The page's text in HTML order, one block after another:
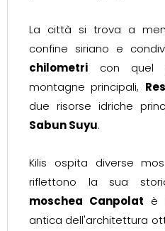
La città si trova a
confine siriano e
chilometri con quel
montagne principali,
due risorse idriche
Sabun Suyu.
Kilis ospita diverse
riflettono la sua
moschea Canpolat è
antica dell'architettura